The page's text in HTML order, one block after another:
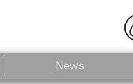
News